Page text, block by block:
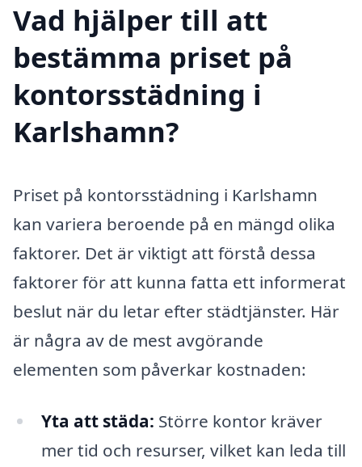
Vad hjälper till att
bestämma priset på
kontorsstädning i
Karlshamn?
Priset på kontorsstädning i Karlshamn
kan variera beroende på en mängd olika
faktorer. Det är viktigt att förstå dessa
faktorer för att kunna fatta ett informerat
beslut när du letar efter städtjänster. Här
är några av de mest avgörande
elementen som påverkar kostnaden:
Yta att städa: Större kontor kräver
mer tid och resurser, vilket kan leda till